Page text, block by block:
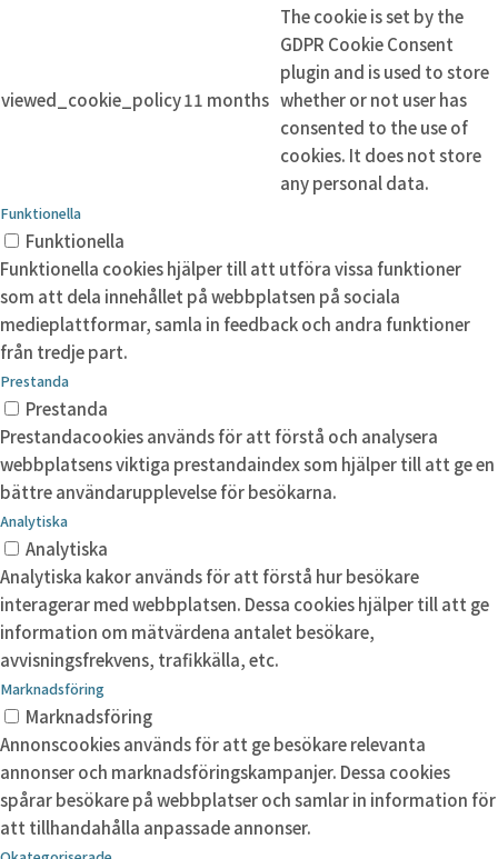
viewed_cookie_policy11 months
The cookie is set by the
GDPR Cookie Consent
plugin and is used to store
whether or not user has
consented to the use of
cookies. It does not store
any personal data.
Funktionella
Funktionella
Funktionella cookies hjälper till att utföra vissa funktioner
som att dela innehållet på webbplatsen på sociala
medieplattformar, samla in feedback och andra funktioner
från tredje part.
Prestanda
Prestanda
Prestandacookies används för att förstå och analysera
webbplatsens viktiga prestandaindex som hjälper till att ge en
bättre användarupplevelse för besökarna.
Analytiska
Analytiska
Analytiska kakor används för att förstå hur besökare
interagerar med webbplatsen. Dessa cookies hjälper till att ge
information om mätvärdena antalet besökare,
avvisningsfrekvens, trafikkälla, etc.
Marknadsföring
Marknadsföring
Annonscookies används för att ge besökare relevanta
annonser och marknadsföringskampanjer. Dessa cookies
spårar besökare på webbplatser och samlar in information för
att tillhandahålla anpassade annonser.